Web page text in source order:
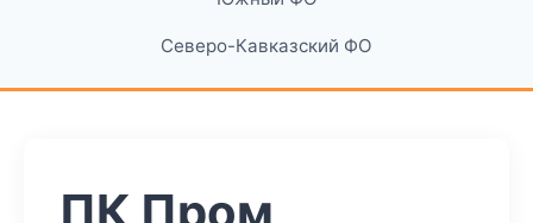
Северо-Кавказский ФО